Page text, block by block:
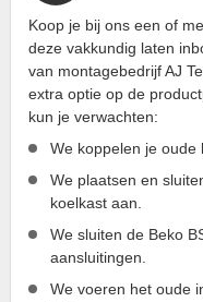
Koop je bij ons een of
deze vakkundig laten
van montagebedrijf AJ
extra optie op de
kun je verwachten:
We koppelen je oude
We plaatsen en
koelkast aan.
We sluiten de Beko
aansluitingen.
We voeren het oude